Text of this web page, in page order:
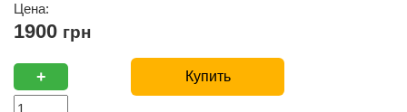
Цена:
1900 грн
+ Купить